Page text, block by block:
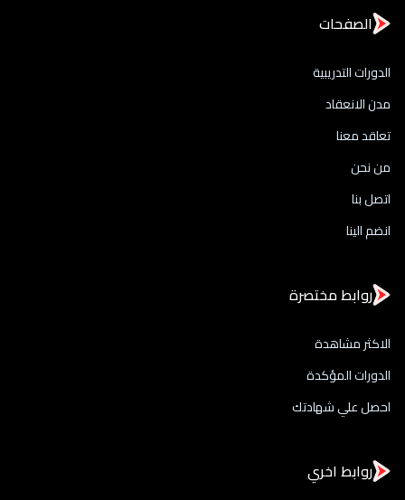
الصفحات
الدورات التدريبية
مدن الانعقاد
تعاقد معنا
من نحن
اتصل بنا
انضم الينا
روابط مختصرة
الاكثر مشاهدة
الدورات المؤكدة
احصل علي شهادتك
روابط اخري